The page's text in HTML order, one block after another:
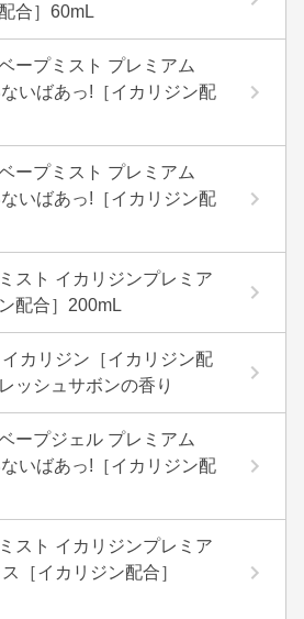
合］60mL
ープミスト プレミアム
いばあっ!［イカリジン配
ープミスト プレミアム
いばあっ!［イカリジン配
スト イカリジンプレミア
配合］200mL
カリジン［イカリジン配
ッシュサボンの香り
ープジェル プレミアム
いばあっ!［イカリジン配
スト イカリジンプレミア
［イカリジン配合］